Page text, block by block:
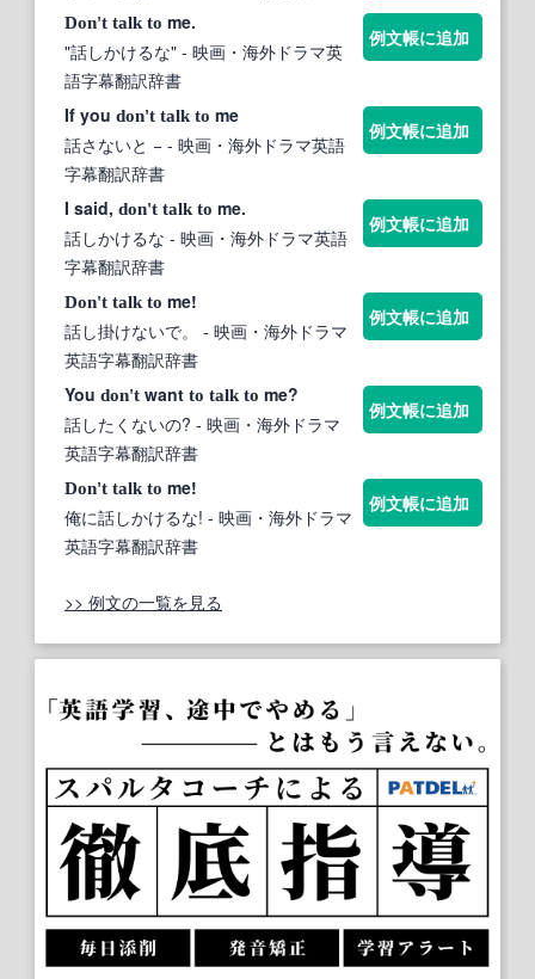
Don't talk to me.
"話しかけるな" - 映画・海外ドラマ英
語字幕翻訳辞書
例文帳に追加
If you don't talk to me
話さないと − - 映画・海外ドラマ英語
字幕翻訳辞書
例文帳に追加
I said, don't talk to me.
話しかけるな - 映画・海外ドラマ英語
字幕翻訳辞書
例文帳に追加
Don't talk to me!
話し掛けないで。
- 映画・海外ドラマ
英語字幕翻訳辞書
例文帳に追加
You don't want to talk to me?
話したくないの? - 映画・海外ドラマ
英語字幕翻訳辞書
例文帳に追加
Don't talk to me!
俺に話しかけるな! - 映画・海外ドラマ
英語字幕翻訳辞書
例文帳に追加
>> 例文の一覧を見る